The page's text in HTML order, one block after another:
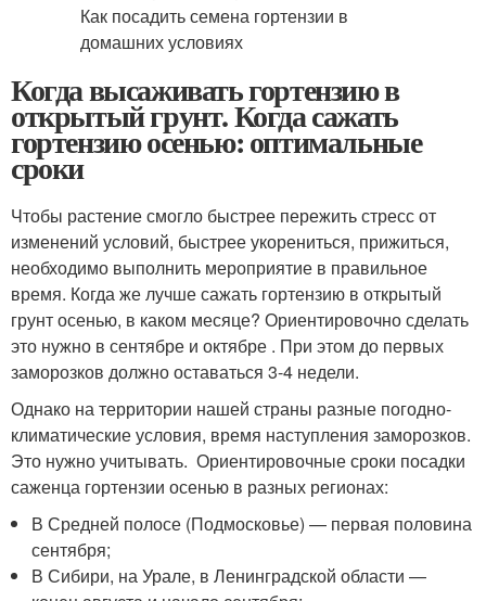
Когда высаживать гортензию в
открытый грунт. Когда сажать
гортензию осенью: оптимальные
сроки
Чтобы растение смогло быстрее пережить стресс от
изменений условий, быстрее укорениться, прижиться,
необходимо выполнить мероприятие в правильное
время. Когда же лучше сажать гортензию в открытый
грунт осенью, в каком месяце? Ориентировочно сделать
это нужно в сентябре и октябре . При этом до первых
заморозков должно оставаться 3-4 недели.
Однако на территории нашей страны разные погодно-
климатические условия, время наступления заморозков.
Это нужно учитывать. Ориентировочные сроки посадки
саженца гортензии осенью в разных регионах:
В Средней полосе (Подмосковье) — первая половина
сентября;
В Сибири, на Урале, в Ленинградской области —